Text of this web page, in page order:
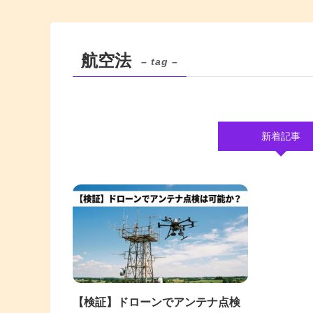
航空法 – tag –
新着記事
【検証】ドローンでアンテナ点検